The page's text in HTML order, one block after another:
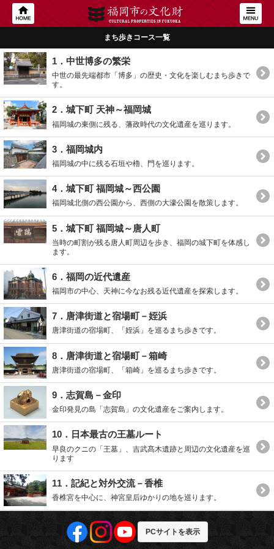
まち歩きコース一覧
1．中世博多の繁栄
中世の最先端都市「博多」の歴史・文化を楽しむまち歩きで
す。
2．城下町 天神～福岡城
福岡城の東側に残る、藩政時代の文化遺産を巡ります。
3．福岡城内
福岡城の中に残る石垣や櫓、門を巡ります。
4．城下町 福岡城～西公園
福岡城北側の西公園から、西側の大濠公園を散策します。
5．城下町 福岡城～唐人町
当時の町割が残る唐人町周辺を歩き、福岡の城下町を体感し
ます。
6．福岡の近代遺産
福岡市の中心、天神に今なお残る近代遺産を探索します。
7．唐津街道と宿場町－姪浜
唐津街道の宿場町、「姪浜」を巡るまち歩きです。
8．唐津街道と宿場町－箱崎
唐津街道の宿場町、「箱崎」を巡るまち歩きです。
9．志賀島－金印
金印発見の島「志賀島」の文化遺産をご案内します。
10．日本最古の王墓ルート
早良のクニの「王墓」、吉武髙木遺跡と周辺の文化遺産を巡
ります
11．記紀と対外交流－香椎
香椎宮を中心に、神宮皇后ゆかりの地を巡ります。
PCサイトを表示